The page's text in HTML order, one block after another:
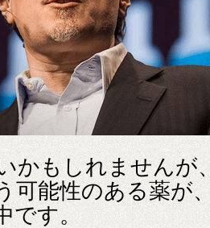
かもしれませんが
可能性のある薬が
です。